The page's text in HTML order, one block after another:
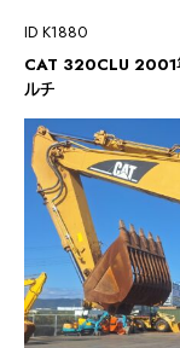
ID K1880
CAT 320CLU 2001
ルチ